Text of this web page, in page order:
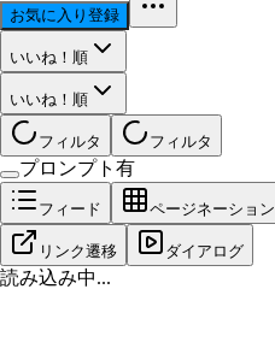
お気に入り登録
いいね！順
いいね！順
フィルタ フィルタ
プロンプト有
フィード ページネーション
リンク遷移 ダイアログ
読み込み中...